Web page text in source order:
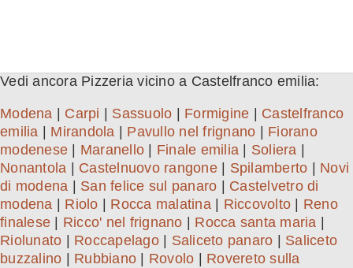
Vedi ancora Pizzeria vicino a Castelfranco emilia:
Modena Carpi Sassuolo Formigine
Castelfranco
emilia
Mirandola Pavullo nel frignano
Fiorano
modenese
Maranello Finale emilia Soliera
Nonantola
Castelnuovo rangone| Spilamberto
Novi
di modena
San felice sul panaro
Castelvetro di
modena
Riolo Rocca malatina| Riccovolto
Reno
finalese
Ricco' nel frignano Rocca santa maria
Riolunato
Roccapelago| Saliceto panaro
Saliceto
buzzalino
Rubbiano Rovolo
Rovereto sulla